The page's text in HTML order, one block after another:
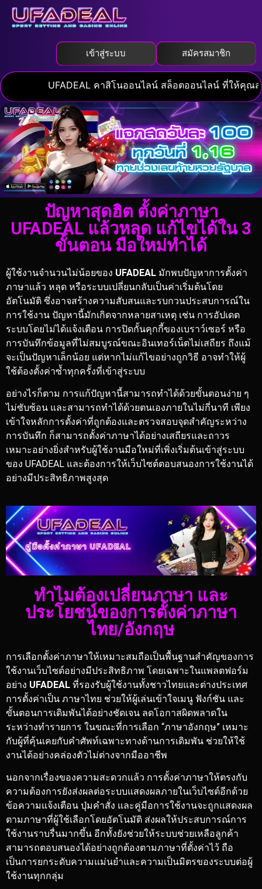
สมัครสมาชิก
เข้าสู่ระบบ
UFADEAL คาสิโนออนไลน์ สล็อตออนไลน์ ที่ให้คุณสนุ
ปัญหาสุดฮิต ตั้งค่าภาษา
UFADEAL แล้วหลุด แก้ไขได้ใน 3
ขั้นตอน มือใหม่ทำได้
ผู้ใช้งานจำนวนไม่น้อยของ UFADEAL มักพบปัญหาการตั้งค่า
ภาษาแล้ว หลุด หรือระบบเปลี่ยนกลับเป็นค่าเริ่มต้นโดย
อัตโนมัติ ซึ่งอาจสร้างความสับสนและรบกวนประสบการณ์ใน
การใช้งาน ปัญหานี้มักเกิดจากหลายสาเหตุ เช่น การอัปเดต
ระบบโดยไม่ได้แจ้งเตือน การปิดกั้นคุกกี้ของเบราว์เซอร์ หรือ
การบันทึกข้อมูลที่ไม่สมบูรณ์ขณะอินเทอร์เน็ตไม่เสถียร ถึงแม้
จะเป็นปัญหาเล็กน้อย แต่หากไม่แก้ไขอย่างถูกวิธี อาจทำให้ผู้
ใช้ต้องตั้งค่าซ้ำทุกครั้งที่เข้าสู่ระบบ
อย่างไรก็ตาม การแก้ปัญหานี้สามารถทำได้ด้วยขั้นตอนง่าย ๆ
ไม่ซับซ้อน และสามารถทำได้ด้วยตนเองภายในไม่กี่นาที เพียง
เข้าใจหลักการตั้งค่าที่ถูกต้องและตรวจสอบจุดสำคัญระหว่าง
การบันทึก ก็สามารถตั้งค่าภาษาได้อย่างเสถียรและถาวร
เหมาะอย่างยิ่งสำหรับผู้ใช้งานมือใหม่ที่เพิ่งเริ่มต้นเข้าสู่ระบบ
ของ UFADEAL และต้องการให้เว็บไซต์ตอบสนองการใช้งานได้
อย่างมีประสิทธิภาพสูงสุด
ทำไมต้องเปลี่ยนภาษา และ
ประโยชน์ของการตั้งค่าภาษา
ไทย/อังกฤษ
การเลือกตั้งค่าภาษาให้เหมาะสมถือเป็นพื้นฐานสำคัญของการ
ใช้งานเว็บไซต์อย่างมีประสิทธิภาพ โดยเฉพาะในแพลตฟอร์ม
อย่าง UFADEAL ที่รองรับผู้ใช้งานทั้งชาวไทยและต่างประเทศ
การตั้งค่าเป็น ภาษาไทย ช่วยให้ผู้เล่นเข้าใจเมนู ฟังก์ชัน และ
ขั้นตอนการเดิมพันได้อย่างชัดเจน ลดโอกาสผิดพลาดใน
ระหว่างทำรายการ ในขณะที่การเลือก “ภาษาอังกฤษ” เหมาะ
กับผู้ที่คุ้นเคยกับคำศัพท์เฉพาะทางด้านการเดิมพัน ช่วยให้ใช้
งานได้อย่างคล่องตัวไม่ต่างจากมืออาชีพ
นอกจากเรื่องของความสะดวกแล้ว การตั้งค่าภาษาให้ตรงกับ
ความต้องการยังส่งผลต่อระบบแสดงผลภายในเว็บไซต์อีกด้วย
ข้อความแจ้งเตือน ปุ่มคำสั่ง และคู่มือการใช้งานจะถูกแสดงผล
ตามภาษาที่ผู้ใช้เลือกโดยอัตโนมัติ ส่งผลให้ประสบการณ์การ
ใช้งานราบรื่นมากขึ้น อีกทั้งยังช่วยให้ระบบช่วยเหลือลูกค้า
สามารถตอบสนองได้อย่างถูกต้องตามภาษาที่ตั้งค่าไว้ ถือ
เป็นการยกระดับความแม่นยำและความเป็นมิตรของระบบต่อผู้
ใช้งานทุกกลุ่ม